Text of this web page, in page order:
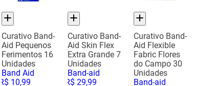
Curativo Band-
Aid Pequenos
Ferimentos 16
Unidades
Band Aid
R$ 10,99
Curativo Band-
Aid Skin Flex
Extra Grande 7
Unidades
Band-aid
R$ 29,99
Curativo Band-
Aid Flexible
Fabric Flores
do Campo 30
Unidades
Band-aid